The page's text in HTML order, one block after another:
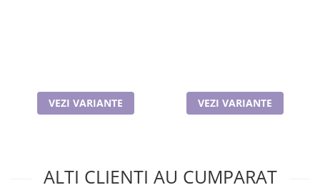
VEZI VARIANTE VEZI VARIANTE
ALTI CLIENTI AU CUMPARAT